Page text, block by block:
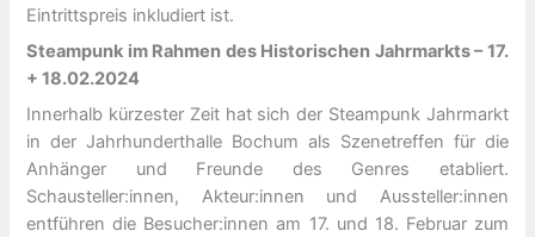
Eintrittspreis inkludiert ist.
Steampunk im Rahmen des Historischen Jahrmarkts – 17.
+ 18.02.2024
Innerhalb kürzester Zeit hat sich der Steampunk Jahrmarkt
in der Jahrhunderthalle Bochum als Szenetreffen für die
Anhänger und Freunde des Genres etabliert.
Schausteller:innen, Akteur:innen und Aussteller:innen
entführen die Besucher:innen am 17. und 18. Februar zum